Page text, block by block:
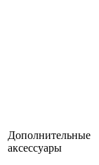
Дополнительные
аксессуары